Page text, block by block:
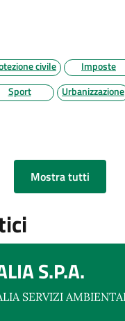
civile
Imposte
Sport Urbanizzazione
Mostra tutti
S.P.A.
SERVIZI